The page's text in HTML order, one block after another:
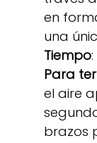
en
una
Tiempo
Para
el aire
brazos